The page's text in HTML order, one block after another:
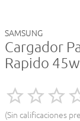
SAMSUNG
Cargador
Rapido
Sin calificaciones